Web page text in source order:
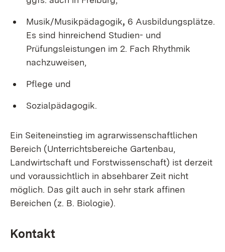
Musik/Musikpädagogik, 6 Ausbildungsplätze.
Es sind hinreichend Studien- und
Prüfungsleistungen im 2. Fach Rhythmik
nachzuweisen,
Pflege und
Sozialpädagogik.
Ein Seiteneinstieg im agrarwissenschaftlichen
Bereich (Unterrichtsbereiche Gartenbau,
Landwirtschaft und Forstwissenschaft) ist derzeit
und voraussichtlich in absehbarer Zeit nicht
möglich. Das gilt auch in sehr stark affinen
Bereichen (z. B. Biologie).
Kontakt